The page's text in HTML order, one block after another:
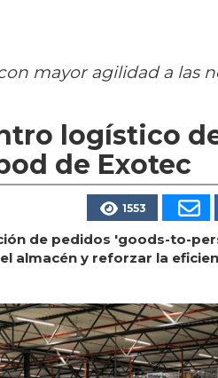
mayor agilidad a las
logístico
de Exotec
1553
de pedidos 'goods-to-
almacén y reforzar la